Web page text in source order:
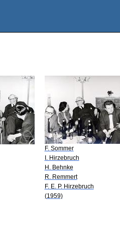
F. Sommer
I. Hirzebruch
H. Behnke
R. Remmert
F. E. P. Hirzebruch
(1959)